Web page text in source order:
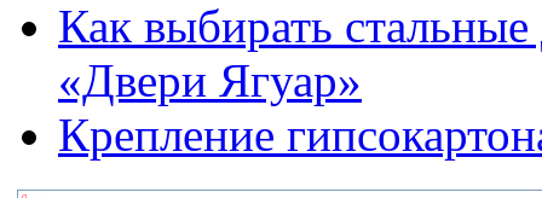
Как выбирать
«Двери Ягуар»
Крепление